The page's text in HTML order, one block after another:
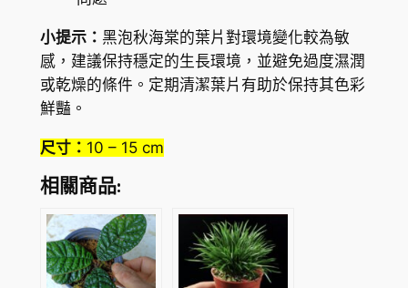
小提示： 黑泡秋海棠的葉片對環境變化較為敏
感，建議保持穩定的生長環境，並避免過度濕潤
或乾燥的條件。定期清潔葉片有助於保持其色彩
鮮豔。
尺寸： 10 – 15 cm
相關商品: